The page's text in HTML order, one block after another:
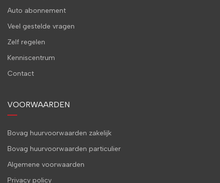
Auto abonnement
Veel gestelde vragen
Zelf regelen
Kenniscentrum
Contact
VOORWAARDEN
Bovag huurvoorwaarden zakelijk
Bovag huurvoorwaarden particulier
Algemene voorwaarden
Privacy policy